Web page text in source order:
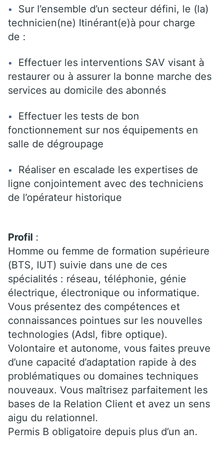
Sur l’ensemble d’un secteur défini, le (la)
technicien(ne) Itinérant(e)à pour charge
de :
Effectuer les interventions SAV visant à
restaurer ou à assurer la bonne marche des
services au domicile des abonnés
Effectuer les tests de bon
fonctionnement sur nos équipements en
salle de dégroupage
Réaliser en escalade les expertises de
ligne conjointement avec des techniciens
de l’opérateur historique
Profil :
Homme ou femme de formation supérieure
(BTS, IUT) suivie dans une de ces
spécialités : réseau, téléphonie, génie
électrique, électronique ou informatique.
Vous présentez des compétences et
connaissances pointues sur les nouvelles
technologies (Adsl, fibre optique).
Volontaire et autonome, vous faites preuve
d’une capacité d’adaptation rapide à des
problématiques ou domaines techniques
nouveaux. Vous maîtrisez parfaitement les
bases de la Relation Client et avez un sens
aigu du relationnel.
Permis B obligatoire depuis plus d’un an.